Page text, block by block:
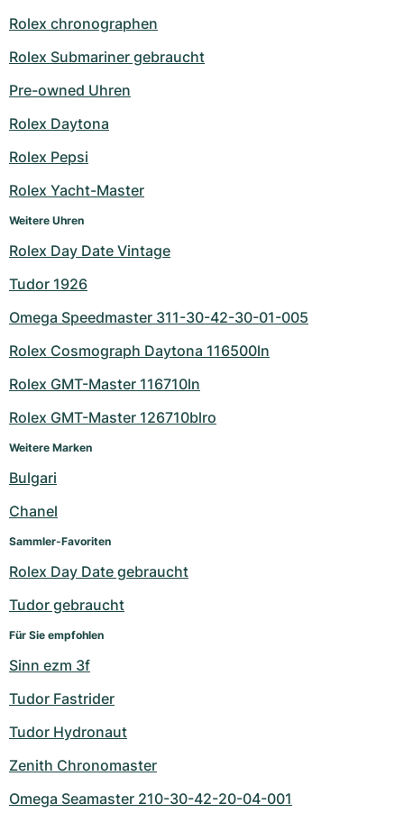
Rolex chronographen
Rolex Submariner gebraucht
Pre-owned Uhren
Rolex Daytona
Rolex Pepsi
Rolex Yacht-Master
Weitere Uhren
Rolex Day Date Vintage
Tudor 1926
Omega Speedmaster 311-30-42-30-01-005
Rolex Cosmograph Daytona 116500ln
Rolex GMT-Master 116710ln
Rolex GMT-Master 126710blro
Weitere Marken
Bulgari
Chanel
Sammler-Favoriten
Rolex Day Date gebraucht
Tudor gebraucht
Für Sie empfohlen
Sinn ezm 3f
Tudor Fastrider
Tudor Hydronaut
Zenith Chronomaster
Omega Seamaster 210-30-42-20-04-001